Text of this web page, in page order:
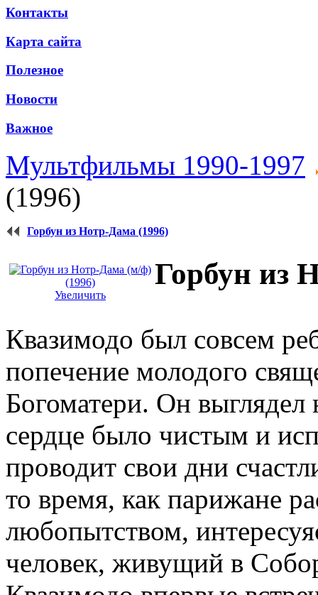
Контакты
Карта сайта
Полезное
Новости
Важное
Мультфильмы 1990-1997
(1996)
Горбун из Нотр-Дама (1996)
Увеличить
Горбун из
Квазимодо был совсем
попечение молодого
Богоматери. Он выглядел
сердце было чистым и
проводит свои дни
то время, как парижане
любопытством,
человек, живущий в